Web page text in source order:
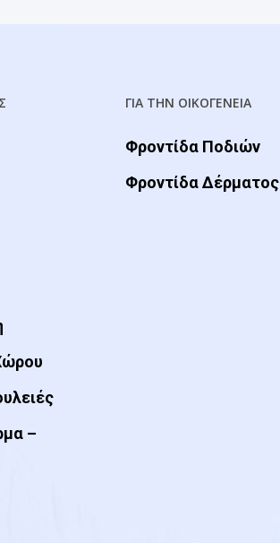
–
ΓΙΑ ΤΗΝ ΟΙΚΟΓΕΝΕΙΑ
Φροντίδα Ποδιών
Φροντίδα Δέρματος